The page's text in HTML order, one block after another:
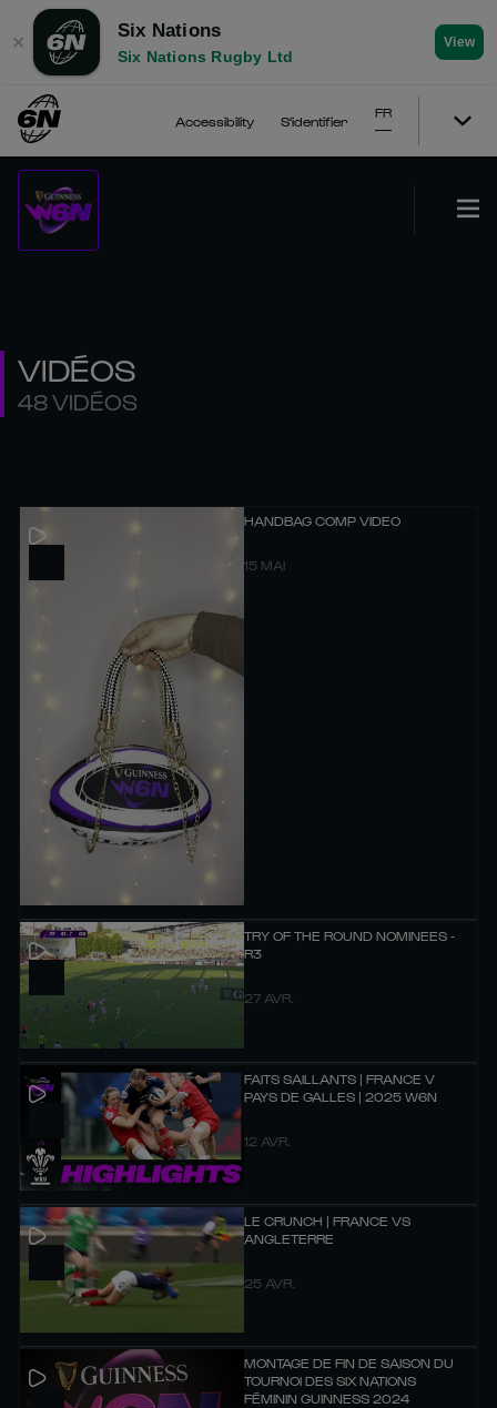
✕
Six Nations
Six Nations Rugby Ltd
View
Accessibility S'identifier
FR
VIDÉOS
48 VIDÉOS
HANDBAG COMP VIDEO
15 MAI
TRY OF THE ROUND NOMINEES -
R3
27 AVR.
FAITS SAILLANTS | FRANCE V
PAYS DE GALLES | 2025 W6N
12 AVR.
LE CRUNCH | FRANCE VS
ANGLETERRE
25 AVR.
MONTAGE DE FIN DE SAISON DU
TOURNOI DES SIX NATIONS
FÉMININ GUINNESS 2024